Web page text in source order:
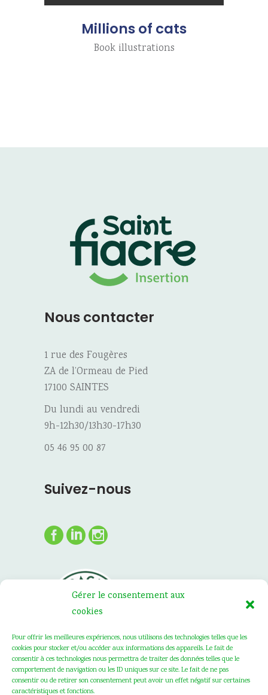
Gérer le consentement aux
cookies
Pour offrir les meilleures expériences, nous utilisons des technologies telles que les
cookies pour stocker et/ou accéder aux informations des appareils. Le fait de
consentir à ces technologies nous permettra de traiter des données telles que le
comportement de navigation ou les ID uniques sur ce site. Le fait de ne pas
consentir ou de retirer son consentement peut avoir un effet négatif sur certaines
caractéristiques et fonctions.
Millions of cats
Book illustrations
Nous contacter
1 rue des Fougères
ZA de l’Ormeau de Pied
17100 SAINTES
Du lundi au vendredi
9h-12h30/13h30-17h30
05 46 95 00 87
Suivez-nous